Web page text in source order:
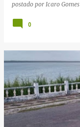
postado por Icaro Gomes
0